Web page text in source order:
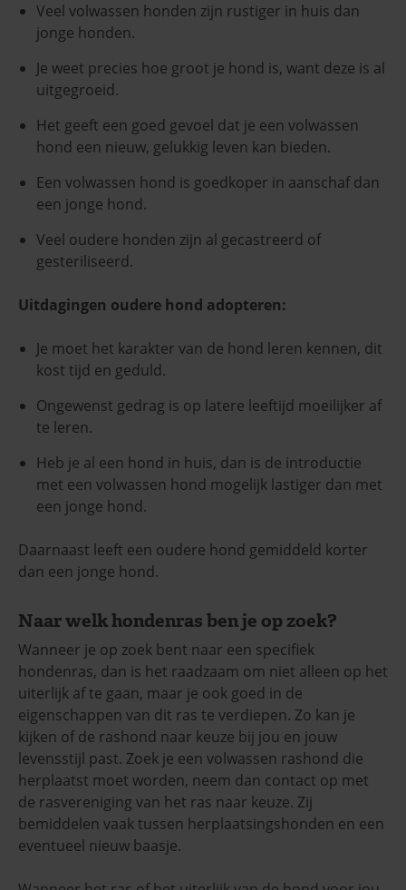
Veel volwassen honden zijn rustiger in huis dan
jonge honden.
Je weet precies hoe groot je hond is, want deze is al
uitgegroeid.
Het geeft een goed gevoel dat je een volwassen
hond een nieuw, gelukkig leven kan bieden.
Een volwassen hond is goedkoper in aanschaf dan
een jonge hond.
Veel oudere honden zijn al gecastreerd of
gesteriliseerd.
Uitdagingen oudere hond adopteren:
Je moet het karakter van de hond leren kennen, dit
kost tijd en geduld.
Ongewenst gedrag is op latere leeftijd moeilijker af
te leren.
Heb je al een hond in huis, dan is de introductie
met een volwassen hond mogelijk lastiger dan met
een jonge hond.
Daarnaast leeft een oudere hond gemiddeld korter
dan een jonge hond.
Naar welk hondenras ben je op zoek?
Wanneer je op zoek bent naar een specifiek
hondenras, dan is het raadzaam om niet alleen op het
uiterlijk af te gaan, maar je ook goed in de
eigenschappen van dit ras te verdiepen. Zo kan je
kijken of de rashond naar keuze bij jou en jouw
levensstijl past. Zoek je een volwassen rashond die
herplaatst moet worden, neem dan contact op met
de rasvereniging van het ras naar keuze. Zij
bemiddelen vaak tussen herplaatsingshonden en een
eventueel nieuw baasje.